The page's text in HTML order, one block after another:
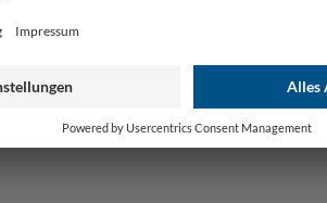
Sägearbeiten rund um Haus
Gebrauch